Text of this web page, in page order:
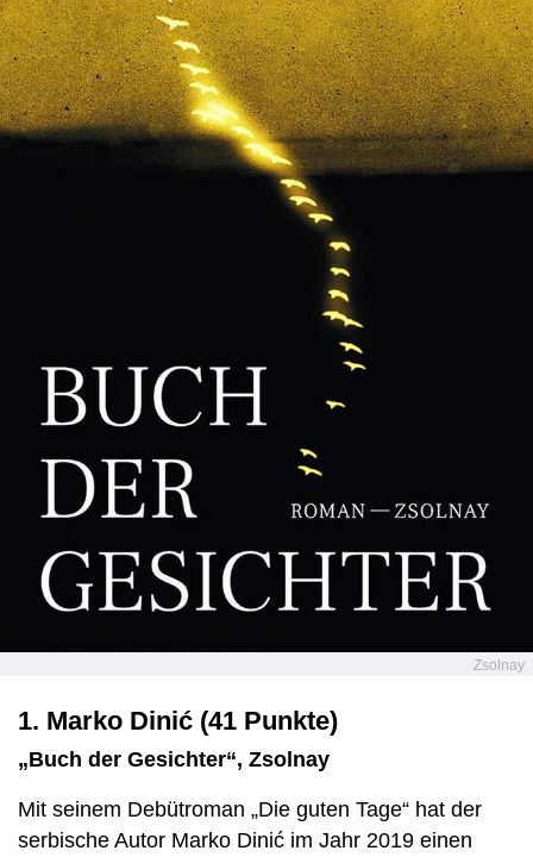
Zsolnay
1. Marko Dinić (41 Punkte)
„Buch der Gesichter“, Zsolnay
Mit seinem Debütroman „Die guten Tage“ hat der
serbische Autor Marko Dinić im Jahr 2019 einen